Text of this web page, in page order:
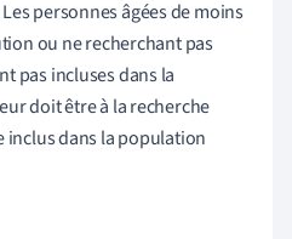
personnes âgées de moins
ou ne recherchant pas
pas incluses dans la
doit être à la recherche
dans la population